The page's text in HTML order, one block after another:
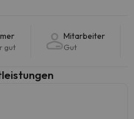
gut
Mitarbeiter
Gut